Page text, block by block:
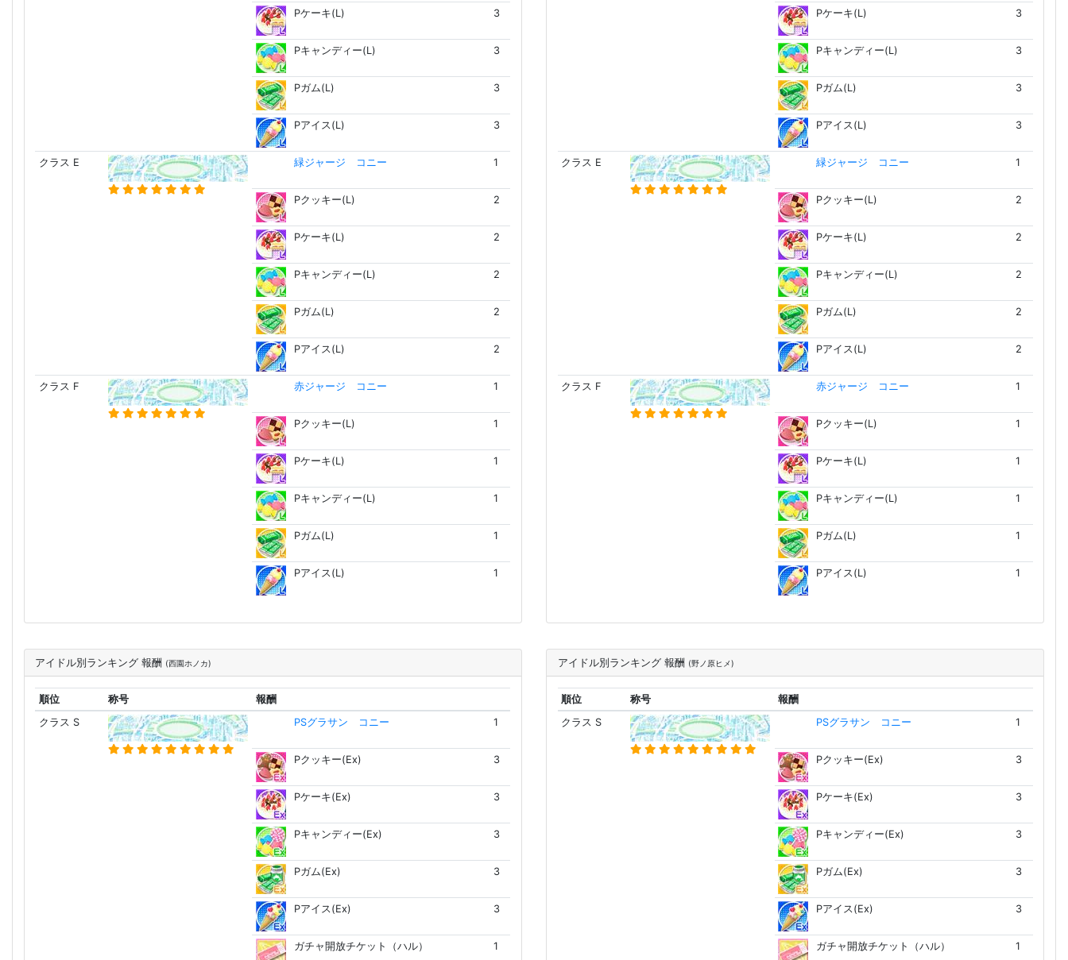
Pケーキ(L) 3
Pキャンディー(L) 3
Pガム(L) 3
Pアイス(L) 3
クラス E 緑ジャージ コニー 1
Pクッキー(L) 2
Pケーキ(L) 2
Pキャンディー(L) 2
Pガム(L) 2
Pアイス(L) 2
クラス F 赤ジャージ コニー 1
Pクッキー(L) 1
Pケーキ(L) 1
Pキャンディー(L) 1
Pガム(L) 1
Pアイス(L) 1
Pケーキ(L) 3
Pキャンディー(L) 3
Pガム(L) 3
Pアイス(L) 3
クラス E 緑ジャージ コニー 1
Pクッキー(L) 2
Pケーキ(L) 2
Pキャンディー(L) 2
Pガム(L) 2
Pアイス(L) 2
クラス F 赤ジャージ コニー 1
Pクッキー(L) 1
Pケーキ(L) 1
Pキャンディー(L) 1
Pガム(L) 1
Pアイス(L) 1
アイドル別ランキング 報酬 (西園ホノカ)
順位 称号
報酬
クラス S
PSグラサン コニー 1
Pクッキー(Ex) 3
Pケーキ(Ex) 3
Pキャンディー(Ex) 3
Pガム(Ex) 3
Pアイス(Ex) 3
ガチャ開放チケット（ハル） 1
アイドル別ランキング 報酬 (野ノ原ヒメ)
順位 称号
報酬
クラス S
PSグラサン コニー 1
Pクッキー(Ex) 3
Pケーキ(Ex) 3
Pキャンディー(Ex) 3
Pガム(Ex) 3
Pアイス(Ex) 3
ガチャ開放チケット（ハル） 1